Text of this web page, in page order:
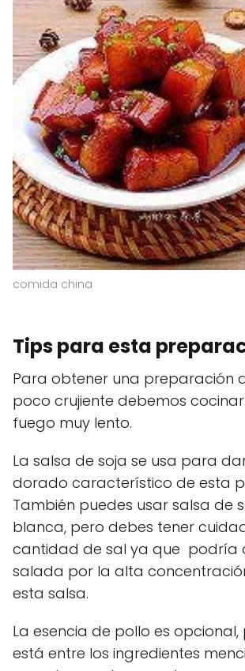
comida china
Tips para esta
Para obtener una preparación
poco crujiente debemos
fuego muy lento.
La salsa de soja se usa para
dorado característico de esta
También puedes usar salsa de
blanca, pero debes tener
cantidad de sal ya que podría
salada por la alta
esta salsa.
La esencia de pollo es opcional,
está entre los ingredientes